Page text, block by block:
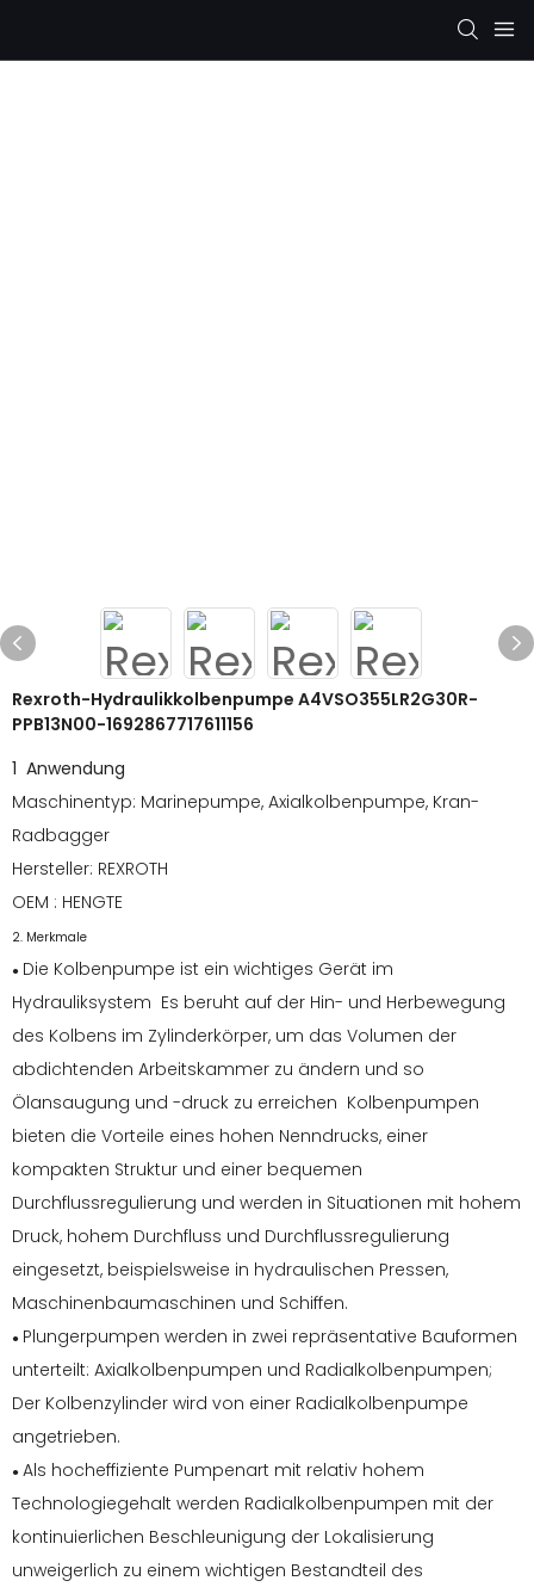
Rexroth-Hydraulikkolbenpumpe A4VSO355LR2G30R-
PPB13N00-1692867717611156
1 Anwendung
Maschinentyp: Marinepumpe, Axialkolbenpumpe, Kran-
Radbagger
Hersteller: REXROTH
OEM : HENGTE
2. Merkmale
● Die Kolbenpumpe ist ein wichtiges Gerät im
Hydrauliksystem Es beruht auf der Hin- und Herbewegung
des Kolbens im Zylinderkörper, um das Volumen der
abdichtenden Arbeitskammer zu ändern und so
Ölansaugung und -druck zu erreichen Kolbenpumpen
bieten die Vorteile eines hohen Nenndrucks, einer
kompakten Struktur und einer bequemen
Durchflussregulierung und werden in Situationen mit hohem
Druck, hohem Durchfluss und Durchflussregulierung
eingesetzt, beispielsweise in hydraulischen Pressen,
Maschinenbaumaschinen und Schiffen.
● Plungerpumpen werden in zwei repräsentative Bauformen
unterteilt: Axialkolbenpumpen und Radialkolbenpumpen;
Der Kolbenzylinder wird von einer Radialkolbenpumpe
angetrieben.
● Als hocheffiziente Pumpenart mit relativ hohem
Technologiegehalt werden Radialkolbenpumpen mit der
kontinuierlichen Beschleunigung der Lokalisierung
unweigerlich zu einem wichtigen Bestandteil des